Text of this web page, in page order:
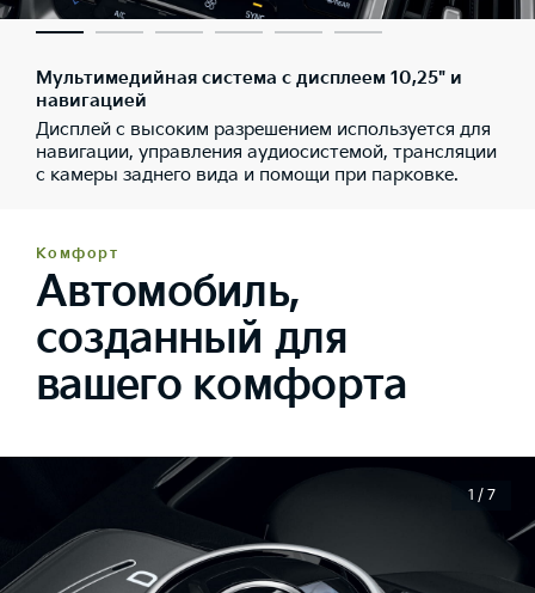
Мультимедийная система с дисплеем 10,25" и
навигацией
Дисплей с высоким разрешением используется для
навигации, управления аудиосистемой, трансляции
с камеры заднего вида и помощи при парковке.
Комфорт
Автомобиль,
созданный для
вашего комфорта
1 / 7